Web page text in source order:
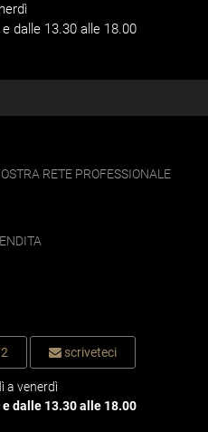
dalle 13.30 alle 18.00
RETE PROFESSIONALE
scriveteci
a venerdì
dalle 13.30 alle 18.00